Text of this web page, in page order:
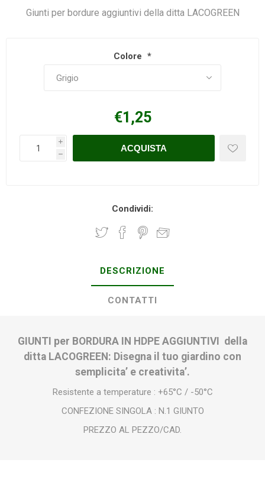
Giunti per bordure aggiuntivi della ditta LACOGREEN
Colore *
€1,25
i
h
Condividi:
DESCRIZIONE
CONTATTI
GIUNTI per BORDURA IN HDPE AGGIUNTIVI della
ditta LACOGREEN: Disegna il tuo giardino con
semplicita’ e creativita’.
Resistente a temperature : +65°C / -50°C
CONFEZIONE SINGOLA : N.1 GIUNTO
PREZZO AL PEZZO/CAD.